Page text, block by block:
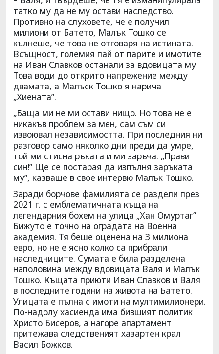
татко му да не му остави наследство.
Противно на слуховете, че е получил
милиони от Батето, Малък Тошко се
кълнеше, че това не отговаря на истината.
Всъщност, големия пай от парите и имотите
на Иван Славков останали за вдовицата му.
Това води до открито напрежение между
двамата, а Малъск Тошко я нарича
„Хиената”.
„Баща ми не ми остави нищо. Но това не е
никакъв проблем за мен, сам съм си
извоювал независимостта. При последния ни
разговор само няколко дни преди да умре,
той ми стисна ръката и ми заръча: „Прави
син!” Ще се постарая да изпълня заръката
му”, казваше в свое интервю Малък Тошко.
Заради борчове фамилията се раздели през
2021 г. с емблематичната къща на
легендарния бохем на улица „Хан Омуртаг”.
Бижуто е точно на оградата на Военна
академия. Тя беше оценена на 3 милиона
евро, но не е ясно колко са прибрали
наследниците. Сумата е била разделена
наполовина между вдовицата Валя и Малък
Тошко. Къщата приюти Иван Славков и Валя
в последните години на живота на Батето.
Улицата е пълна с имоти на мултимилионери.
По-надолу хасиенда има бившият политик
Христо Бисеров, а нагоре апартамент
притежава следственият хазартен крал
Васил Божков.